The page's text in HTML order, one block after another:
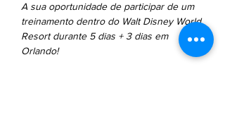
A sua oportunidade de participar de um
treinamento dentro do Walt Disney World
Resort durante 5 dias + 3 dias em
Orlando!